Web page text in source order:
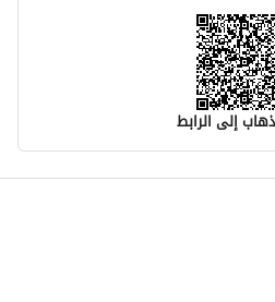
إلى الرابط